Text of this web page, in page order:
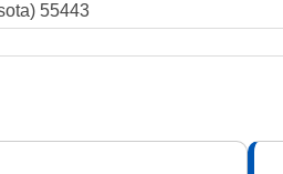
55443